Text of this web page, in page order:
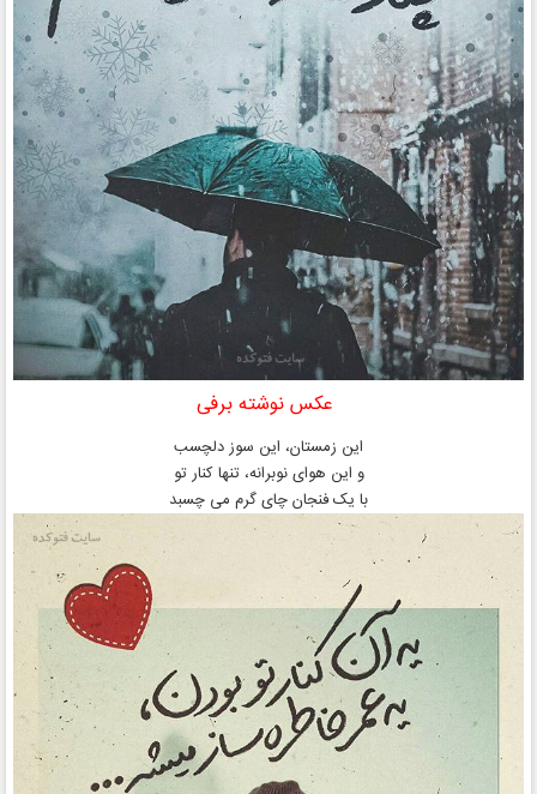
عکس نوشته برفی
این زمستان، این سوز دلچسب
و این هوای نوبرانه، تنها کنار تو
با یک فنجان چای گرم می‌ چسبد